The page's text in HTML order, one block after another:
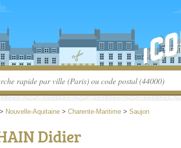
> Nouvelle-Aquitaine > Charente-Maritime > Saujon
Didier